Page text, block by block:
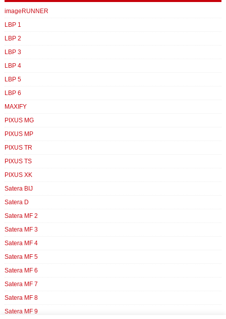
imageRUNNER
LBP 1
LBP 2
LBP 3
LBP 4
LBP 5
LBP 6
MAXIFY
PIXUS MG
PIXUS MP
PIXUS TR
PIXUS TS
PIXUS XK
Satera BIJ
Satera D
Satera MF 2
Satera MF 3
Satera MF 4
Satera MF 5
Satera MF 6
Satera MF 7
Satera MF 8
Satera MF 9